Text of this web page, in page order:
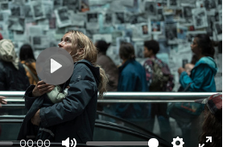
00:00
Play